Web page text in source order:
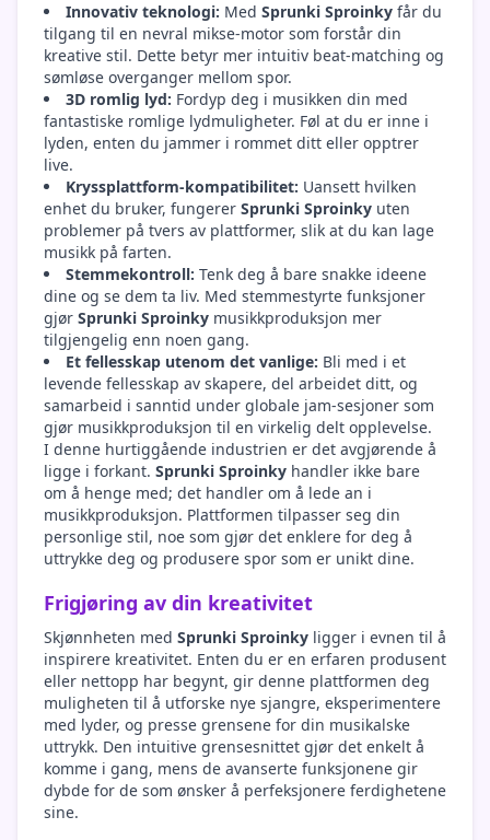
Innovativ teknologi: Med Sprunki Sproinky får du
tilgang til en nevral mikse-motor som forstår din
kreative stil. Dette betyr mer intuitiv beat-matching og
sømløse overganger mellom spor.
3D romlig lyd: Fordyp deg i musikken din med
fantastiske romlige lydmuligheter. Føl at du er inne i
lyden, enten du jammer i rommet ditt eller opptrer
live.
Kryssplattform-kompatibilitet: Uansett hvilken
enhet du bruker, fungerer Sprunki Sproinky uten
problemer på tvers av plattformer, slik at du kan lage
musikk på farten.
Stemmekontroll: Tenk deg å bare snakke ideene
dine og se dem ta liv. Med stemmestyrte funksjoner
gjør Sprunki Sproinky musikkproduksjon mer
tilgjengelig enn noen gang.
Et fellesskap utenom det vanlige: Bli med i et
levende fellesskap av skapere, del arbeidet ditt, og
samarbeid i sanntid under globale jam-sesjoner som
gjør musikkproduksjon til en virkelig delt opplevelse.
I denne hurtiggående industrien er det avgjørende å
ligge i forkant. Sprunki Sproinky handler ikke bare
om å henge med; det handler om å lede an i
musikkproduksjon. Plattformen tilpasser seg din
personlige stil, noe som gjør det enklere for deg å
uttrykke deg og produsere spor som er unikt dine.
Frigjøring av din kreativitet
Skjønnheten med Sprunki Sproinky ligger i evnen til å
inspirere kreativitet. Enten du er en erfaren produsent
eller nettopp har begynt, gir denne plattformen deg
muligheten til å utforske nye sjangre, eksperimentere
med lyder, og presse grensene for din musikalske
uttrykk. Den intuitive grensesnittet gjør det enkelt å
komme i gang, mens de avanserte funksjonene gir
dybde for de som ønsker å perfeksjonere ferdighetene
sine.